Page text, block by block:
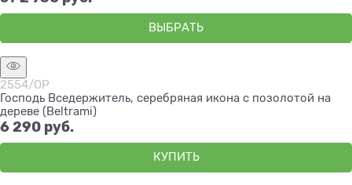
ВЫБРАТЬ
2554/OP
Господь Вседержитель, серебряная икона с позолотой на
дереве (Beltrami)
6 290 руб.
КУПИТЬ